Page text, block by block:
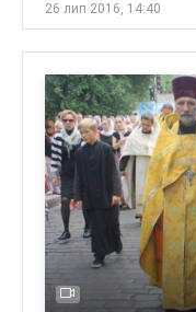
26 лип 2016, 14:40